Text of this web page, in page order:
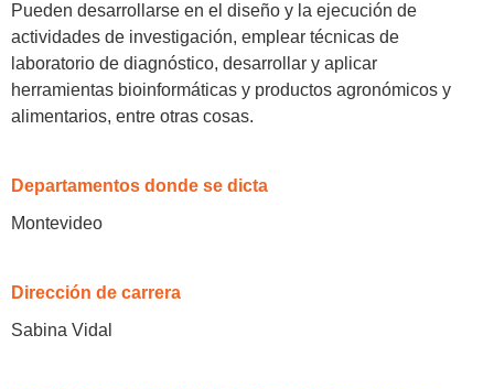
Pueden desarrollarse en el diseño y la ejecución de
actividades de investigación, emplear técnicas de
laboratorio de diagnóstico, desarrollar y aplicar
herramientas bioinformáticas y productos agronómicos y
alimentarios, entre otras cosas.
Departamentos donde se dicta
Montevideo
Dirección de carrera
Sabina Vidal